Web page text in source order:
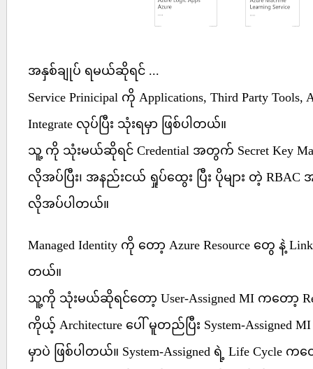
အနှစ်ချုပ် ရမယ်ဆိုရင် ...
Service Prinicipal ကို Applications, Third Party Tools,
Integrate လုပ်ပြီး သုံးရမှာ ဖြစ်ပါတယ်။
သူ့ ကို သုံးမယ်ဆိုရင် Credential အတွက် Secret Key
လိုအပ်ပြီး၊ အနည်းငယ် ရှုပ်ထွေး ပြီး ပိုများ တဲ့
လိုအပ်ပါတယ်။
Managed Identity ကို တော့ Azure Resource တွေ နဲ့
တယ်။
သူ့ကို သုံးမယ်ဆိုရင်တော့ User-Assigned MI က‌တော့
ကိုယ့် Architecture ပေါ် မူတည်ပြီး System-
မှာပဲ ဖြစ်ပါတယ်။ System-Assigned ရဲ့ Life Cycle ကတ